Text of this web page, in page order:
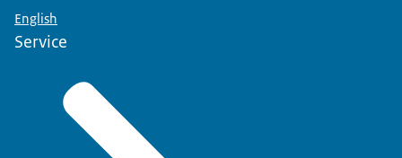
English
Service